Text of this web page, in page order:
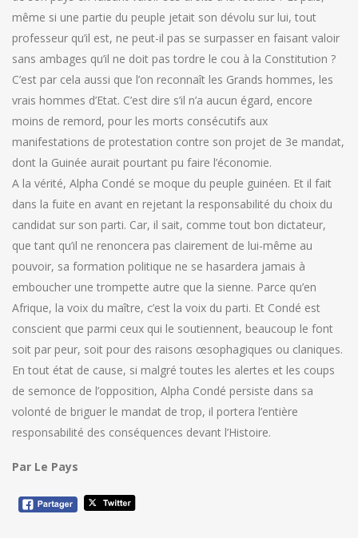
même si une partie du peuple jetait son dévolu sur lui, tout
professeur qu’il est, ne peut-il pas se surpasser en faisant valoir
sans ambages qu’il ne doit pas tordre le cou à la Constitution ?
C’est par cela aussi que l’on reconnaît les Grands hommes, les
vrais hommes d’Etat. C’est dire s’il n’a aucun égard, encore
moins de remord, pour les morts consécutifs aux
manifestations de protestation contre son projet de 3e mandat,
dont la Guinée aurait pourtant pu faire l’économie.
A la vérité, Alpha Condé se moque du peuple guinéen. Et il fait
dans la fuite en avant en rejetant la responsabilité du choix du
candidat sur son parti. Car, il sait, comme tout bon dictateur,
que tant qu’il ne renoncera pas clairement de lui-même au
pouvoir, sa formation politique ne se hasardera jamais à
emboucher une trompette autre que la sienne. Parce qu’en
Afrique, la voix du maître, c’est la voix du parti. Et Condé est
conscient que parmi ceux qui le soutiennent, beaucoup le font
soit par peur, soit pour des raisons œsophagiques ou claniques.
En tout état de cause, si malgré toutes les alertes et les coups
de semonce de l’opposition, Alpha Condé persiste dans sa
volonté de briguer le mandat de trop, il portera l’entière
responsabilité des conséquences devant l’Histoire.
Par Le Pays